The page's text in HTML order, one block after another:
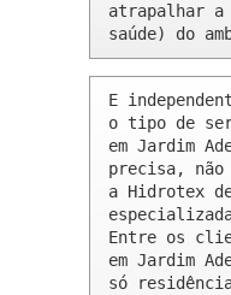
atrapalhar
saúde) do
E
o tipo de
em Jardim
precisa, não
a Hidrotex
Entre os
em Jardim
só